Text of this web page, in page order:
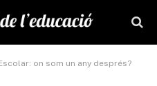
on som un any després?